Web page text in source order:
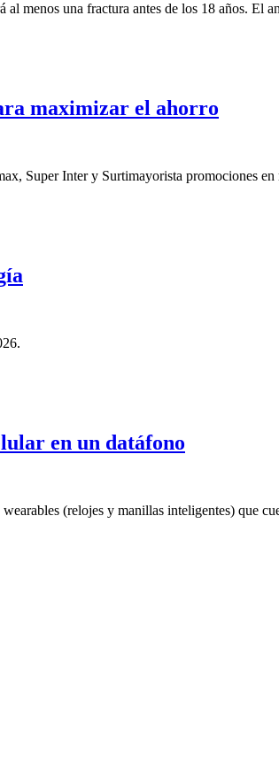
menos una fractura antes de los 18 años. El
maximizar el ahorro
Super Inter y Surtimayorista promociones
en un datáfono
(relojes y manillas inteligentes) que